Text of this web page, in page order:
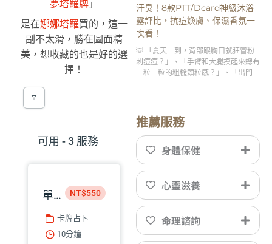
夢塔羅牌 」
是在娜娜塔羅買的，這一
副不太滑，勝在圖面精
美，想收藏的也是好的選
擇！
可用 - 3 服務
單題諮詢｜星盤命理師 巧匡 NT$550
卡牌占卜
10分鐘
汗臭！8款PTT/Dcard神級沐浴
露評比，抗痘煥膚、保濕香氛一
次看！
💡 「夏天一到，背部跟胸口就狂冒粉
刺痘痘？」、「手臂和大腿摸起來總有
一粒一粒的粗糙顆粒感？」、「出門
推薦服務
身體保健
心靈滋養
命理諮詢